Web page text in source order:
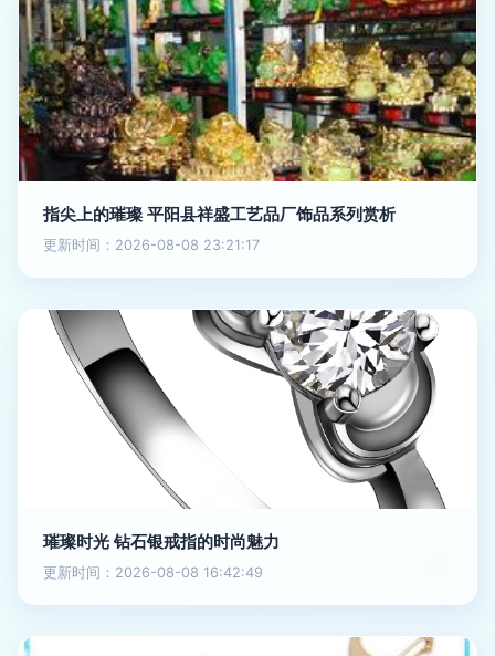
指尖上的璀璨 平阳县祥盛工艺品厂饰品系列赏析
更新时间：2026-08-08 23:21:17
璀璨时光 钻石银戒指的时尚魅力
更新时间：2026-08-08 16:42:49